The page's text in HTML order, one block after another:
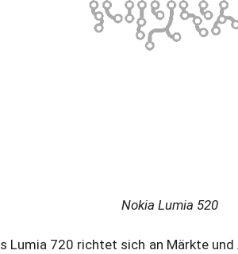
Nokia Lumia 520
Lumia 720 richtet sich an Märkte und